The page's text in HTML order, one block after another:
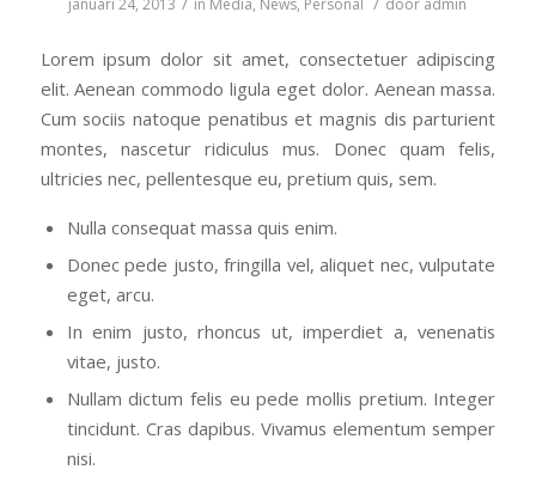
januari 24, 2013 in Media, News, Personal door admin
Lorem ipsum dolor sit amet, consectetuer adipiscing
elit. Aenean commodo ligula eget dolor. Aenean massa.
Cum sociis natoque penatibus et magnis dis parturient
montes, nascetur ridiculus mus. Donec quam felis,
ultricies nec, pellentesque eu, pretium quis, sem.
Nulla consequat massa quis enim.
Donec pede justo, fringilla vel, aliquet nec, vulputate
eget, arcu.
In enim justo, rhoncus ut, imperdiet a, venenatis
vitae, justo.
Nullam dictum felis eu pede mollis pretium. Integer
tincidunt. Cras dapibus. Vivamus elementum semper
nisi.